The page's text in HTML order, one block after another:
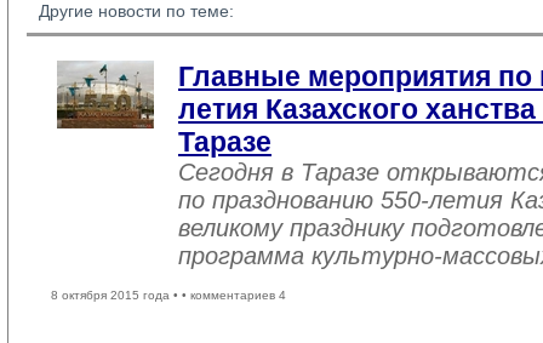
Другие новости по теме:
Главные мероприятия
летия Казахского
Таразе
Сегодня в Таразе
по празднованию 550-летия
великому празднику
программа культурно-
8 октября 2015 года • • комментариев 4